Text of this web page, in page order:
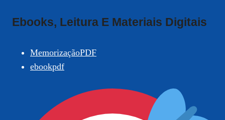
Ebooks, Leitura E Materiais Digitais
MemorizaçãoPDF
ebookpdf